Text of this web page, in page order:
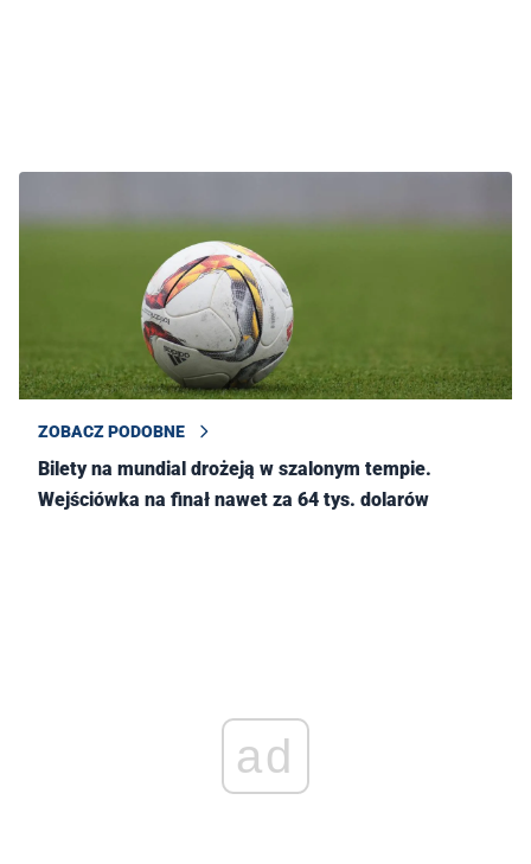
ZOBACZ PODOBNE
Bilety na mundial drożeją w szalonym tempie.
Wejściówka na finał nawet za 64 tys. dolarów
ad